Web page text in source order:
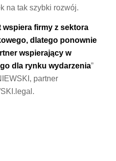
na tak szybki rozwój.
wspiera firmy z sektora
dlatego ponownie
wspierający w
dla rynku wydarzenia”
partner